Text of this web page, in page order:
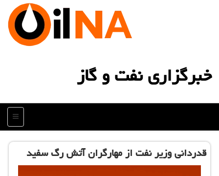
خبرگزاری نفت و گاز
منو
قدردانی وزیر نفت از مهارگران آتش رگ سفید